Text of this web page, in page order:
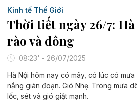
Kinh tế Thế Giới
Thời tiết ngày 26/7:
rào và dông
08:23' - 26/07/2025
Hà Nội hôm nay có mây, có lúc có
nắng gián đoạn. Gió Nhẹ. Trong mưa
lốc, sét và gió giật mạnh.